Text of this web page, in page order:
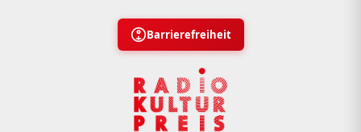
Barrierefreiheit